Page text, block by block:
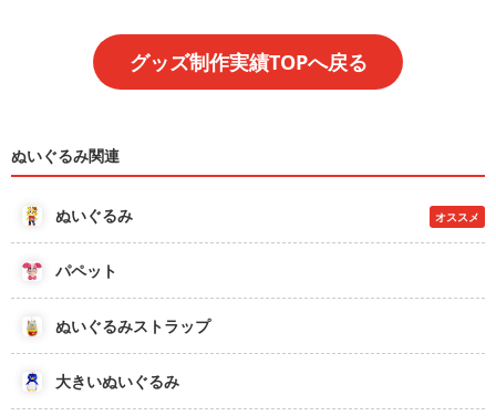
グッズ制作実績TOPへ戻る
ぬいぐるみ関連
ぬいぐるみ オススメ
パペット
ぬいぐるみストラップ
大きいぬいぐるみ